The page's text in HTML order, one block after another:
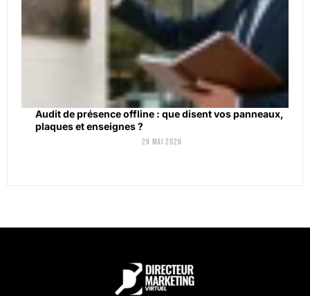
Audit de présence offline : que disent vos panneaux,
plaques et enseignes ?
29 mai 2026